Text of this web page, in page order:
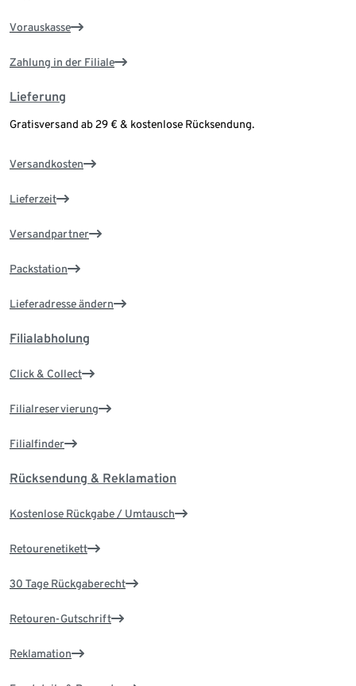
Vorauskasse
Zahlung in der Filiale
Lieferung
Gratisversand ab 29 € & kostenlose Rücksendung.
Versandkosten
Lieferzeit
Versandpartner
Packstation
Lieferadresse ändern
Filialabholung
Click & Collect
Filialreservierung
Filialfinder
Rücksendung & Reklamation
Kostenlose Rückgabe / Umtausch
Retourenetikett
30 Tage Rückgaberecht
Retouren-Gutschrift
Reklamation